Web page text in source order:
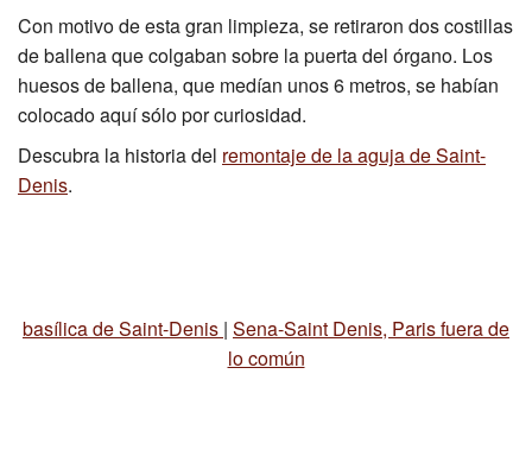
Con motivo de esta gran limpieza, se retiraron dos costillas
de ballena que colgaban sobre la puerta del órgano. Los
huesos de ballena, que medían unos 6 metros, se habían
colocado aquí sólo por curiosidad.
Descubra la historia del remontaje de la aguja de Saint-
Denis.
basílica de Saint-Denis | Sena-Saint Denis, Paris fuera de
lo común